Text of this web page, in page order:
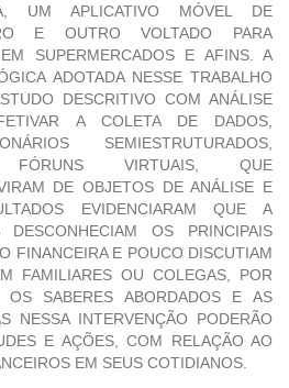
UM APLICATIVO MÓVEL DE
E OUTRO VOLTADO PARA
SUPERMERCADOS E AFINS. A
ADOTADA NESSE TRABALHO
DESCRITIVO COM ANÁLISE
A COLETA DE DADOS,
SEMIESTRUTURADOS,
FÓRUNS VIRTUAIS, QUE
DE OBJETOS DE ANÁLISE E
EVIDENCIARAM QUE A
OS PRINCIPAIS
FINANCEIRA E POUCO DISCUTIAM
FAMILIARES OU COLEGAS, POR
OS SABERES ABORDADOS E AS
NESSA INTERVENÇÃO PODERÃO
E AÇÕES, COM RELAÇÃO AO
EM SEUS COTIDIANOS.